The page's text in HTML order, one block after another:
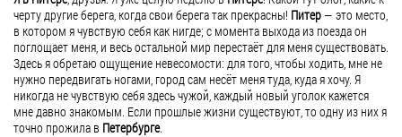
черту другие берега, когда свои берега так прекрасны! Питер— это место,
в котором я чувствую себя как нигде; с момента выхода из поезда он
поглощает меня, и весь остальной мир перестаёт для меня существовать.
Здесь я обретаю ощущение невесомости: для того, чтобы ходить, мне не
нужно передвигать ногами, город сам несёт меня туда, куда я хочу. Я
никогда не чувствую себя здесь чужой, каждый новый уголок кажется
мне давно знакомым. Если прошлые жизни существуют, то одну из них я
точно прожила в Петербурге.